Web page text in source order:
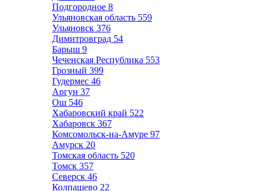
Подгородное 8
Ульяновская область 559
Ульяновск 376
Димитровград 54
Барыш 9
Чеченская Республика 553
Грозный 399
Гудермес 46
Аргун 37
Ош 546
Хабаровский край 522
Хабаровск 367
Комсомольск-на-Амуре 97
Амурск 20
Томская область 520
Томск 357
Северск 46
Колпашево 22